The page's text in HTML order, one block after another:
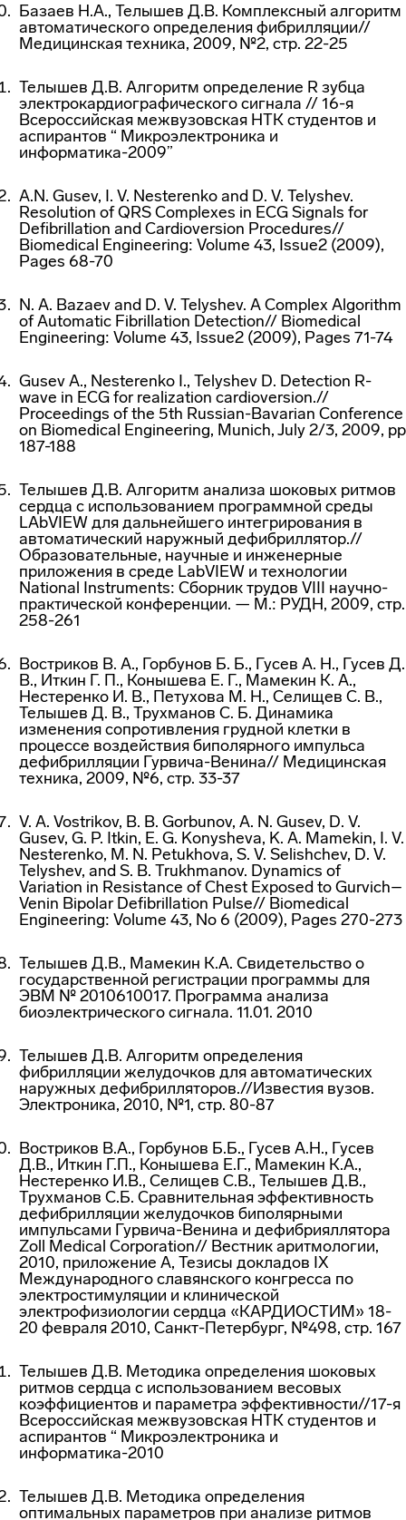
Базаев Н.А., Телышев Д.В. Комплексный алгоритм
автоматического определения фибрилляции//
Медицинская техника, 2009, №2, стр. 22-25
Телышев Д.В. Алгоритм определение R зубца
электрокардиографического сигнала // 16-я
Всероссийская межвузовская НТК студентов и
аспирантов “ Микроэлектроника и
информатика-2009”
A.N. Gusev, I. V. Nesterenko and D. V. Telyshev.
Resolution of QRS Complexes in ECG Signals for
Defibrillation and Cardioversion Procedures//
Biomedical Engineering: Volume 43, Issue2 (2009),
Pages 68-70
N. A. Bazaev and D. V. Telyshev. A Complex Algorithm
of Automatic Fibrillation Detection// Biomedical
Engineering: Volume 43, Issue2 (2009), Pages 71-74
Gusev A., Nesterenko I., Telyshev D. Detection R-
wave in ECG for realization cardioversion.//
Proceedings of the 5th Russian-Bavarian Conference
on Biomedical Engineering, Munich, July 2/3, 2009, pp
187-188
Телышев Д.В. Алгоритм анализа шоковых ритмов
сердца с использованием программной среды
LAbVIEW для дальнейшего интегрирования в
автоматический наружный дефибриллятор.//
Образовательные, научные и инженерные
приложения в среде LabVIEW и технологии
National Instruments: Сборник трудов VIII научно-
практической конференции. — М.: РУДН, 2009, стр.
258-261
Востриков В. А., Горбунов Б. Б., Гусев А. Н., Гусев Д.
В., Иткин Г. П., Конышева Е. Г., Мамекин К. А.,
Нестеренко И. В., Петухова М. Н., Селищев С. В.,
Телышев Д. В., Трухманов С. Б. Динамика
изменения сопротивления грудной клетки в
процессе воздействия биполярного импульса
дефибрилляции Гурвича-Венина// Медицинская
техника, 2009, №6, стр. 33-37
V. A. Vostrikov, B. B. Gorbunov, A. N. Gusev, D. V.
Gusev, G. P. Itkin, E. G. Konysheva, K. A. Mamekin, I. V.
Nesterenko, M. N. Petukhova, S. V. Selishchev, D. V.
Telyshev, and S. B. Trukhmanov. Dynamics of
Variation in Resistance of Chest Exposed to Gurvich–
Venin Bipolar Defibrillation Pulse// Biomedical
Engineering: Volume 43, No 6 (2009), Pages 270-273
Телышев Д.В., Мамекин К.А. Свидетельство о
государственной регистрации программы для
ЭВМ № 2010610017. Программа анализа
биоэлектрического сигнала. 11.01. 2010
Телышев Д.В. Алгоритм определения
фибрилляции желудочков для автоматических
наружных дефибрилляторов.//Известия вузов.
Электроника, 2010, №1, стр. 80-87
Востриков В.А., Горбунов Б.Б., Гусев А.Н., Гусев
Д.В., Иткин Г.П., Конышева Е.Г., Мамекин К.А.,
Нестеренко И.В., Селищев С.В., Телышев Д.В.,
Трухманов С.Б. Сравнительная эффективность
дефибрилляции желудочков биполярными
импульсами Гурвича-Венина и дефибрияллятора
Zoll Medical Corporation// Вестник аритмологии,
2010, приложение А, Тезисы докладов IX
Международного славянского конгресса по
электростимуляции и клинической
электрофизиологии сердца «КАРДИОСТИМ» 18-
20 февраля 2010, Санкт-Петербург, №498, стр. 167
Телышев Д.В. Методика определения шоковых
ритмов сердца с использованием весовых
коэффициентов и параметра эффективности//17-я
Всероссийская межвузовская НТК студентов и
аспирантов “ Микроэлектроника и
информатика-2010
Телышев Д.В. Методика определения
оптимальных параметров при анализе ритмов